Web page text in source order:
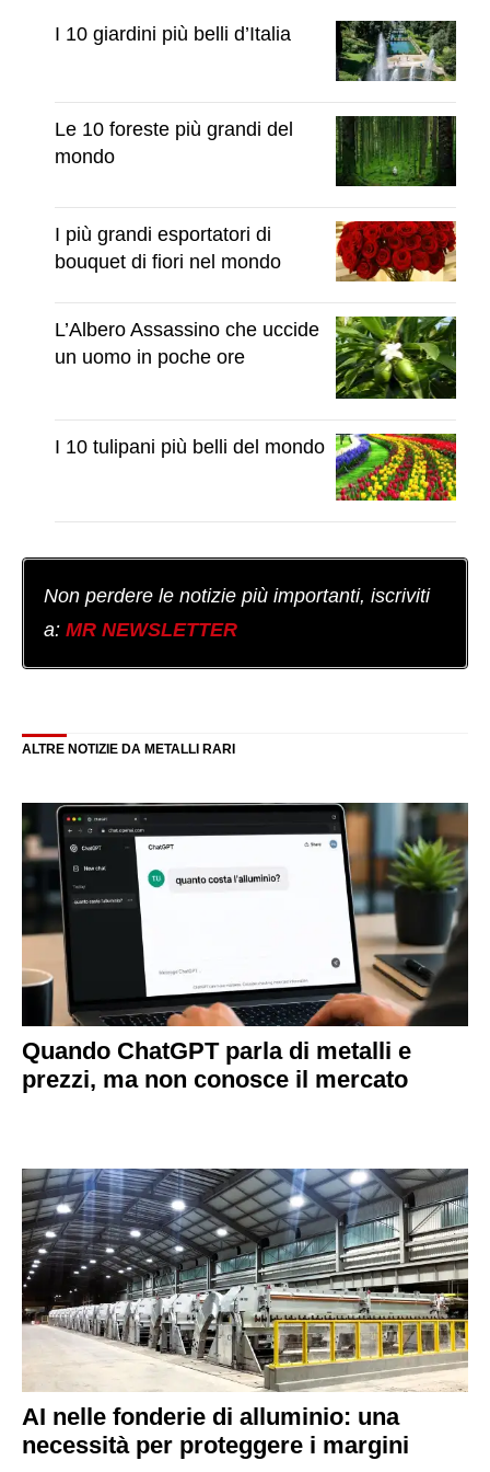
I 10 giardini più belli d’Italia
Le 10 foreste più grandi del
mondo
I più grandi esportatori di
bouquet di fiori nel mondo
L’Albero Assassino che uccide
un uomo in poche ore
I 10 tulipani più belli del mondo
Non perdere le notizie più importanti, iscriviti
a: MR NEWSLETTER
ALTRE NOTIZIE DA METALLI RARI
Quando ChatGPT parla di metalli e
prezzi, ma non conosce il mercato
AI nelle fonderie di alluminio: una
necessità per proteggere i margini